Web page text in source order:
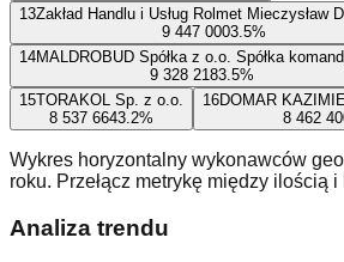
13Zakład Handlu i Usług Rolmet Mieczysław
9 447 0003.5%
14MALDROBUD Spółka z o.o. Spółka
9 328 2183.5%
15TORAKOL Sp. z o.o.
8 537 6643.2%
16DOMAR
8 462
Wykres horyzontalny wykonawców
roku. Przełącz metrykę między ilością i
Analiza trendu